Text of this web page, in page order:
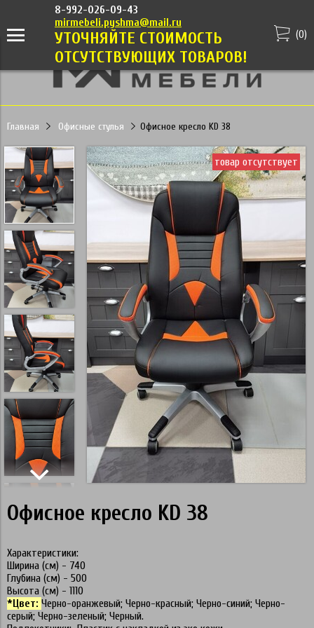
8-992-026-09-43
mirmebeli.pyshma@mail.ru
УТОЧНЯЙТЕ СТОИМОСТЬ
ОТСУТСТВУЮЩИХ ТОВАРОВ!
(0)
Главная Офисные стулья Офисное кресло KD 38
товар отсутствует
Офисное кресло KD 38
Характеристики:
Ширина (см) - 740
Глубина (см) - 500
Высота (см) - 1110
*Цвет: Черно-оранжевый; Черно-красный; Черно-синий; Черно-
серый; Черно-зеленый; Черный.